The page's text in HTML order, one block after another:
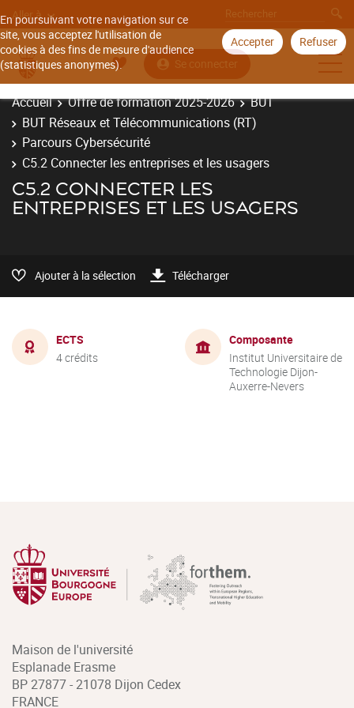
En poursuivant votre navigation sur ce
site, vous acceptez l'utilisation de
cookies à des fins de mesure d'audience
(statistiques anonymes).
Accepter Refuser
Aller à
Se connecter
Accueil Offre de formation 2025-2026
BUT
BUT Réseaux et Télécommunications (RT)
Parcours Cybersécurité
C5.2 Connecter les entreprises et les usagers
C5.2 CONNECTER LES
ENTREPRISES ET LES USAGERS
Ajouter à la sélection Télécharger
ECTS
4 crédits
Composante
Institut Universitaire de
Technologie Dijon-
Auxerre-Nevers
Maison de l'université
Esplanade Erasme
BP 27877 - 21078 Dijon Cedex
FRANCE